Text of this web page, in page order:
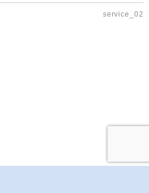
service_02